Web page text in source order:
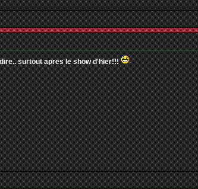
surtout apres le show d'hier!!!